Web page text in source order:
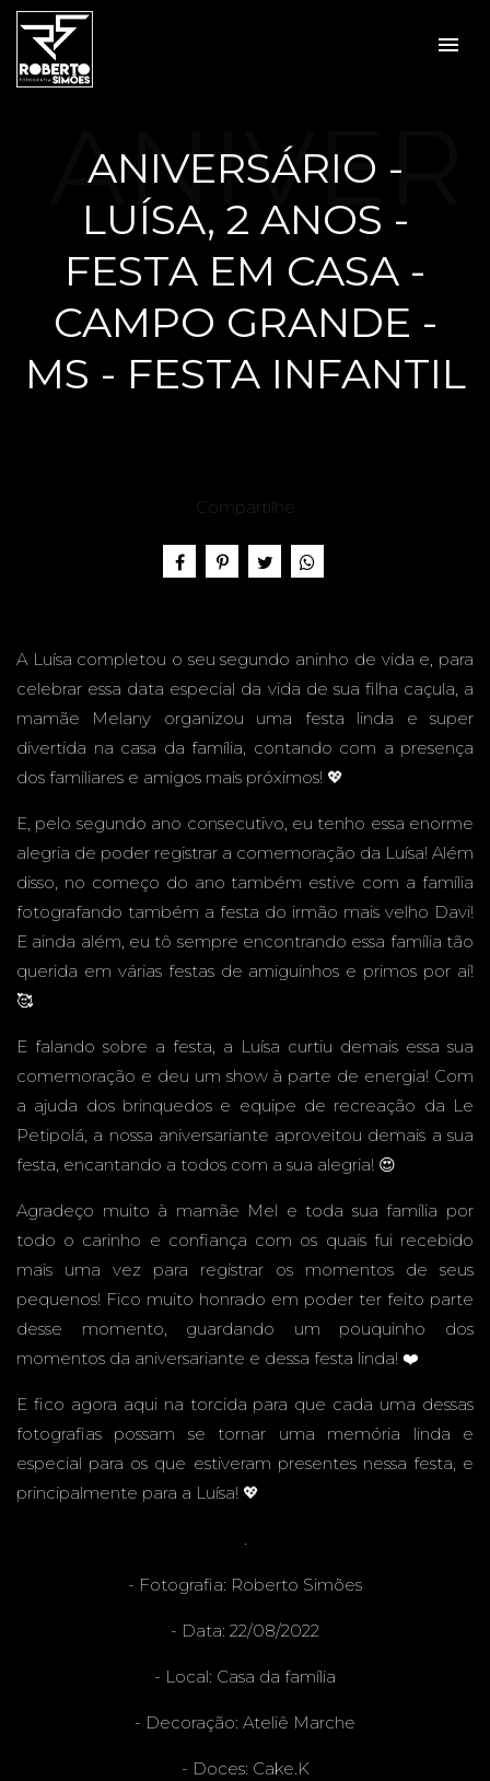
menu
ANIVERSÁRIO -
LUÍSA, 2 ANOS -
FESTA EM CASA -
CAMPO GRANDE -
MS - FESTA INFANTIL
ANIVER
SÁRIO -
LUÍSA,
2 ANOS
- FESTA
EM
CASA -
CAMPO
GRAND
E - MS -
FESTA
INFANT
IL
Compartilhe
A Luísa completou o seu segundo aninho de vida e, para
celebrar essa data especial da vida de sua filha caçula, a
mamãe Melany organizou uma festa linda e super
divertida na casa da família, contando com a presença
dos familiares e amigos mais próximos! 💖
E, pelo segundo ano consecutivo, eu tenho essa enorme
alegria de poder registrar a comemoração da Luísa! Além
disso, no começo do ano também estive com a família
fotografando também a festa do irmão mais velho Davi!
E ainda além, eu tô sempre encontrando essa família tão
querida em várias festas de amiguinhos e primos por aí!
🥰
E falando sobre a festa, a Luísa curtiu demais essa sua
comemoração e deu um show à parte de energia! Com
a ajuda dos brinquedos e equipe de recreação da Le
Petipolá, a nossa aniversariante aproveitou demais a sua
festa, encantando a todos com a sua alegria! 😍
Agradeço muito à mamãe Mel e toda sua família por
todo o carinho e confiança com os quais fui recebido
mais uma vez para registrar os momentos de seus
pequenos! Fico muito honrado em poder ter feito parte
desse momento, guardando um pouquinho dos
momentos da aniversariante e dessa festa linda! ❤️
E fico agora aqui na torcida para que cada uma dessas
fotografias possam se tornar uma memória linda e
especial para os que estiveram presentes nessa festa, e
principalmente para a Luísa! 💖
.
- Fotografia: Roberto Simões
- Data: 22/08/2022
- Local: Casa da família
- Decoração: Ateliê Marche
- Doces: Cake.K